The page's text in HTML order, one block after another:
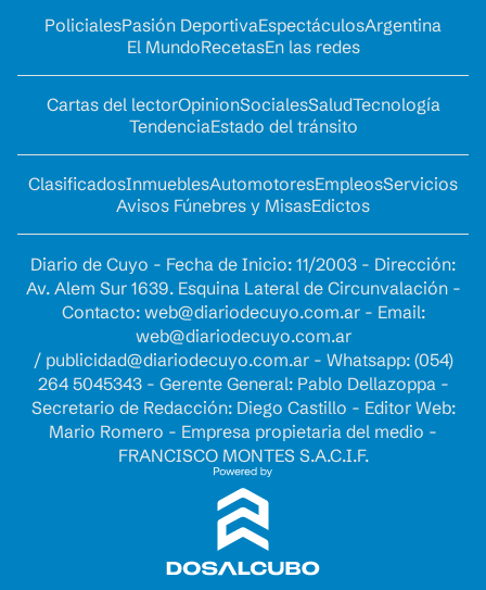
PolicialesPasión DeportivaEspectáculosArgentina
El MundoRecetasEn las redes
Cartas del lectorOpinionSocialesSaludTecnología
TendenciaEstado del tránsito
ClasificadosInmueblesAutomotoresEmpleosServicios
Avisos Fúnebres y MisasEdictos
Diario de Cuyo - Fecha de Inicio: 11/2003 - Dirección:
Av. Alem Sur 1639. Esquina Lateral de Circunvalación -
Contacto: web@diariodecuyo.com.ar- Email:
web@diariodecuyo.com.ar
/ publicidad@diariodecuyo.com.ar- Whatsapp: (054)
264 5045343 - Gerente General: Pablo Dellazoppa -
Secretario de Redacción: Diego Castillo - Editor Web:
Mario Romero - Empresa propietaria del medio -
FRANCISCO MONTES S.A.C.I.F.